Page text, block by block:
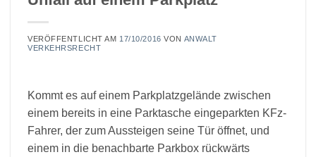
VERÖFFENTLICHT AM 17/10/2016 VON ANWALT
VERKEHRSRECHT
Kommt es auf einem Parkplatzgelände zwischen
einem bereits in eine Parktasche eingeparkten KFz-
Fahrer, der zum Aussteigen seine Tür öffnet, und
einem in die benachbarte Parkbox rückwärts